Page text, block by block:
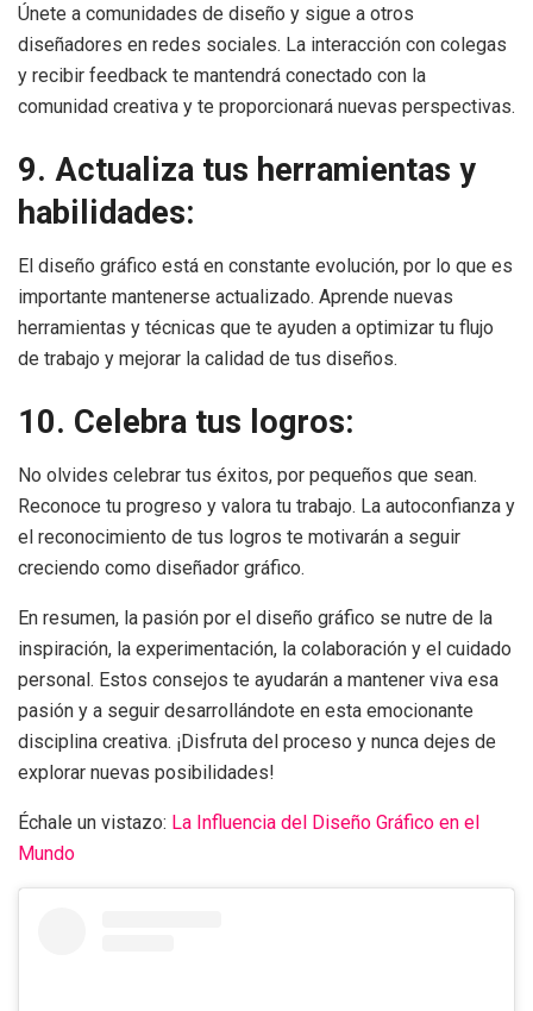
Únete a comunidades de diseño y sigue a otros
diseñadores en redes sociales. La interacción con colegas
y recibir feedback te mantendrá conectado con la
comunidad creativa y te proporcionará nuevas perspectivas.
9. Actualiza tus herramientas y
habilidades:
El diseño gráfico está en constante evolución, por lo que es
importante mantenerse actualizado. Aprende nuevas
herramientas y técnicas que te ayuden a optimizar tu flujo
de trabajo y mejorar la calidad de tus diseños.
10. Celebra tus logros:
No olvides celebrar tus éxitos, por pequeños que sean.
Reconoce tu progreso y valora tu trabajo. La autoconfianza y
el reconocimiento de tus logros te motivarán a seguir
creciendo como diseñador gráfico.
En resumen, la pasión por el diseño gráfico se nutre de la
inspiración, la experimentación, la colaboración y el cuidado
personal. Estos consejos te ayudarán a mantener viva esa
pasión y a seguir desarrollándote en esta emocionante
disciplina creativa. ¡Disfruta del proceso y nunca dejes de
explorar nuevas posibilidades!
Échale un vistazo: La Influencia del Diseño Gráfico en el
Mundo